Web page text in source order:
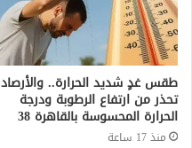
طقس غدٍ شديد الحرارة.. والأرصاد
تحذر من ارتفاع الرطوبة ودرجة
الحرارة المحسوسة بالقاهرة 38
منذ 17 ساعة